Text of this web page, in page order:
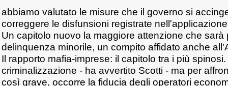
abbiamo valutato le misure che il governo si
correggere le disfunsioni registrate
Un capitolo nuovo la maggiore attenzione che sarà
delinquenza minorile, un compito affidato anche
Il rapporto mafia-imprese: il capitolo tra i più
criminalizzazione - ha avvertito Scotti - ma per
così grave, occorre la fiducia degli operatori